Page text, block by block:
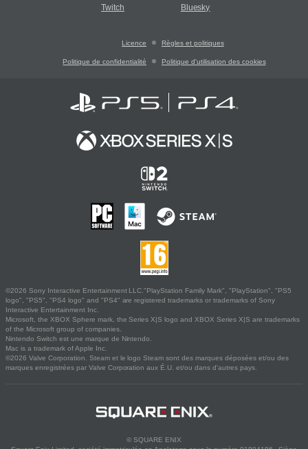
Twitch Bluesky
Licence Règles et politiques
Politique de confidentialité Politique d'utilisation des cookies
©2026 Sony Interactive Entertainment LLC."PlayStation Family Mark", "PlayStation", "PS5
logo", "PS5", "PS4 logo" and "PS4" are registered trademarks or trademarks of Sony
Interactive Entertainment Inc.
Microsoft, the XBOX Sphere mark, the Series X|S logo and XBOX Series X|S are trademarks
of the Microsoft group of companies.
Nintendo Switch est une marque de Nintendo.
Mac is a trademark of Apple Inc.
©2026 Valve Corporation. Steam et le logo Steam sont des marques déposées et/ou des
marques enregistrées par Valve Corporation aux É.U. et/ou dans d'autres pays.
© SQUARE ENIX